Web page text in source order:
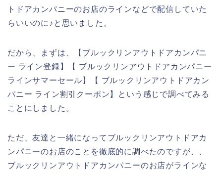
トドアカンパニーのお店のラインなどで配信していた
らいいのに♪と思いました。
だから、まずは、【ブルックリンアウトドアカンパニ
ー ライン登録】【 ブルックリンアウトドアカンパニー
ラインサマーセール】【 ブルックリンアウトドアカン
パニー ライン割引クーポン】という感じで調べてみる
ことにしました。
ただ、友達と一緒になってブルックリンアウトドアカ
ンパニーのお店のことを徹底的に調べたのですが、、
ブルックリンアウトドアカンパニーのお店がラインな